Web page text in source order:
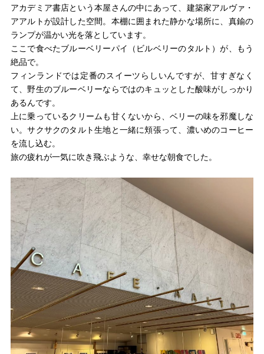
アカデミア書店という本屋さんの中にあって、建築家アルヴァ・
アアルトが設計した空間。本棚に囲まれた静かな場所に、真鍮の
ランプが温かい光を落としています。
ここで食べたブルーベリーパイ（ビルベリーのタルト）が、もう
絶品で。
フィンランドでは定番のスイーツらしいんですが、甘すぎなく
て、野生のブルーベリーならではのキュッとした酸味がしっかり
あるんです。
上に乗っているクリームも甘くないから、ベリーの味を邪魔しな
い。サクサクのタルト生地と一緒に頬張って、濃いめのコーヒー
を流し込む。
旅の疲れが一気に吹き飛ぶような、幸せな朝食でした。